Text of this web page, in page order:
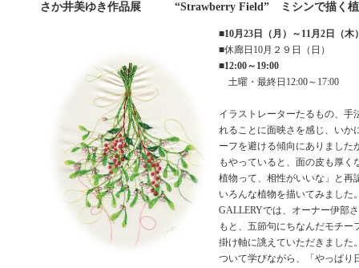
さか井美ゆき作品展 “Strawberry Field” ミシンで描く植
■10月23日（月）～11月2日（木
■休廊日10月２９日（日）
■12:00～19:00
土曜・最終日12:00～17:00
イラストレーターたるもの、手
れることに面映さを感じ、いか
ーフを避ける傾向にありました
もやっていると、面の皮も厚く
植物って、相性がいいな」と再
いろんな植物を描いてみました
GALLERYでは、オーナー伊部
もと、五節句にちなんだモチー
掛け軸に誂えていただきました
ついて学びながら、「やっぱり